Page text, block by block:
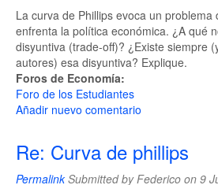
La curva de Phillips evoca un problema
enfrenta la política económica. ¿A qué
disyuntiva (trade-off)? ¿Existe siempre
autores) esa disyuntiva? Explique.
Foros de Economía:
Foro de los Estudiantes
Añadir nuevo comentario
Re: Curva de phillips
PermalinkSubmitted byFederico on 9